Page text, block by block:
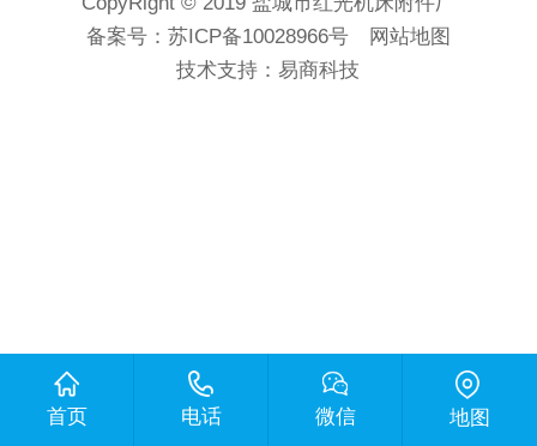
备案号： 苏ICP备10028966号
网站地图
技术支持： 易商科技
首页 电话 微信 地图